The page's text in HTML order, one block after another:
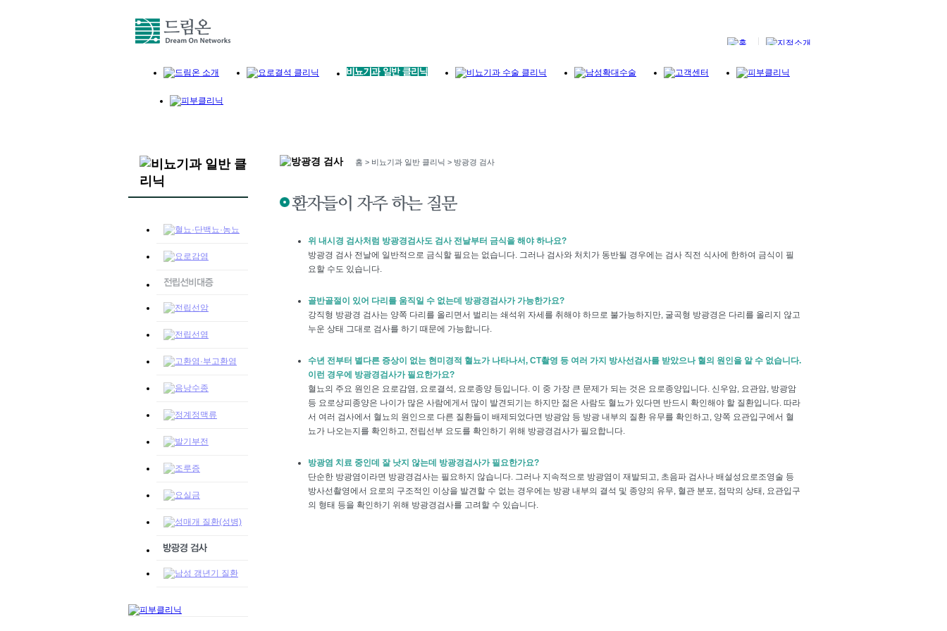
홈 > 비뇨기과 일반 클리닉 > 방광경 검사
위 내시경 검사처럼 방광경검사도 검사 전날부터 금식을 해야 하나요?
방광경 검사 전날에 일반적으로 금식할 필요는 없습니다. 그러나 검사와 처치가 동반될 경우에는 검사 직전 식사에 한하여 금식이 필
요할 수도 있습니다.
골반골절이 있어 다리를 움직일 수 없는데 방광경검사가 가능한가요?
강직형 방광경 검사는 양쪽 다리를 올리면서 벌리는 쇄석위 자세를 취해야 하므로 불가능하지만, 굴곡형 방광경은 다리를 올리지 않고
누운 상태 그대로 검사를 하기 때문에 가능합니다.
수년 전부터 별다른 증상이 없는 현미경적 혈뇨가 나타나서, CT촬영 등 여러 가지 방사선검사를 받았으나 혈의 원인을 알 수 없습니다.
이런 경우에 방광경검사가 필요한가요?
혈뇨의 주요 원인은 요로감염, 요로결석, 요로종양 등입니다. 이 중 가장 큰 문제가 되는 것은 요로종양입니다. 신우암, 요관암, 방광암
등 요로상피종양은 나이가 많은 사람에게서 많이 발견되기는 하지만 젊은 사람도 혈뇨가 있다면 반드시 확인해야 할 질환입니다. 따라
서 여러 검사에서 혈뇨의 원인으로 다른 질환들이 배제되었다면 방광암 등 방광 내부의 질환 유무를 확인하고, 양쪽 요관입구에서 혈
뇨가 나오는지를 확인하고, 전립선부 요도를 확인하기 위해 방광경검사가 필요합니다.
방광염 치료 중인데 잘 낫지 않는데 방광경검사가 필요한가요?
단순한 방광염이라면 방광경검사는 필요하지 않습니다. 그러나 지속적으로 방광염이 재발되고, 초음파 검사나 배설성요로조영술 등
방사선촬영에서 요로의 구조적인 이상을 발견할 수 없는 경우에는 방광 내부의 결석 및 종양의 유무, 혈관 분포, 점막의 상태, 요관입구
의 형태 등을 확인하기 위해 방광경검사를 고려할 수 있습니다.